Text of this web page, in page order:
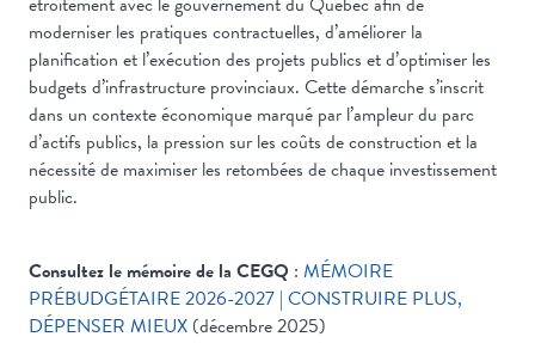
moderniser les pratiques contractuelles, d’améliorer la
planification et l’exécution des projets publics et d’optimiser les
budgets d’infrastructure provinciaux. Cette démarche s’inscrit
dans un contexte économique marqué par l’ampleur du parc
d’actifs publics, la pression sur les coûts de construction et la
nécessité de maximiser les retombées de chaque investissement
public.
Consultez le mémoire de la CEGQ: MÉMOIRE
PRÉBUDGÉTAIRE 2026-2027 | CONSTRUIRE PLUS,
DÉPENSER MIEUX(décembre 2025)